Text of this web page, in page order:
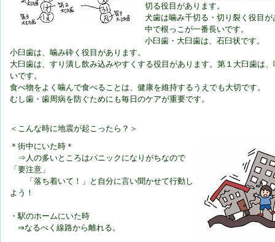
切る役目があります。
犬歯は噛み千切る・切り裂く役目
中で根っこが一番長いです。
小臼歯・大臼歯は、石臼状です。
小臼歯は、噛み砕く役目があります。
大臼歯は、すり潰し飲み込みやすくする役目があります。第１大臼歯は
いです。
食べ物をよく噛んで食べることは、健康を維持するうえでも大切です。
むし歯・歯周病を防ぐためにも毎日のケアが重要です。
＜こんな時に地震が起こったら？＞
＊街中にいた時＊
⇒人の多いところはパニックになりがちなので
「要注意」
「落ち着いて！」と自分に言い聞かせて行動し
よう！
・駅のホームにいた時
⇒なるべく線路から離れる。